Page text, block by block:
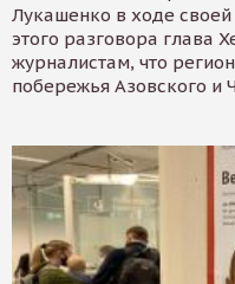
Лукашенко в ходе
этого разговора глава
журналистам, что
побережья Азовского и